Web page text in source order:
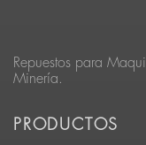
Repuestos para
Minería.
PRODUCTOS